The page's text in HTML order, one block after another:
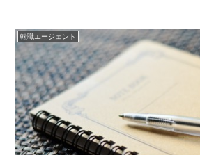
転職エージェント